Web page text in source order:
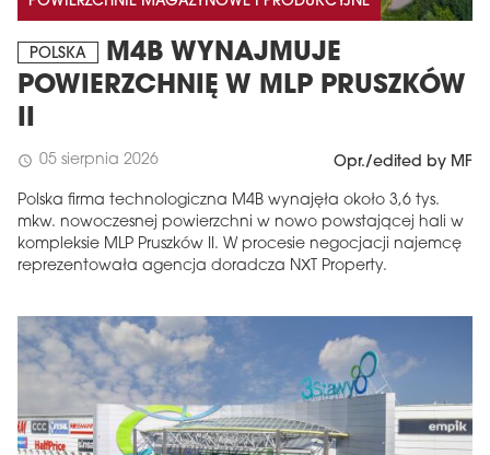
POLSKA
M4B WYNAJMUJE
POWIERZCHNIĘ W MLP PRUSZKÓW
II
schedule 05 sierpnia 2026 Opr./edited by MF
Polska firma technologiczna M4B wynajęła około 3,6 tys.
mkw. nowoczesnej powierzchni w nowo powstającej hali w
kompleksie MLP Pruszków II. W procesie negocjacji najemcę
reprezentowała agencja doradcza NXT Property.